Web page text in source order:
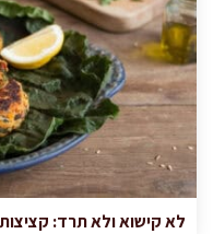
לא קישוא ולא תרד: